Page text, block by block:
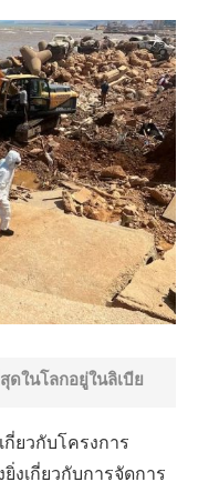
ในโลกอยู่ในลิเบีย
ยวกับโครงการ
งเกี่ยวกับการจัดการ